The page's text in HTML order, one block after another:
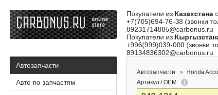
Покупатели из Казахстана
+7(705)694-76-38 (звонки
89231714885@carbonus.ru
Покупатели из
+996(999)039-000 (звонки
89134836302@carbonus.ru
Автозапчасти
Honda
Артикул / OEM
Автозапчасти
Авто по запчастям